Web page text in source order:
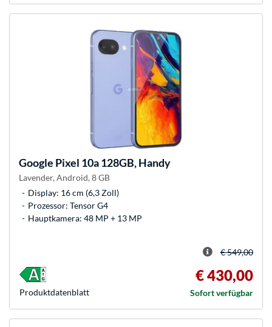
Google Pixel 10a 128GB, Handy
Lavender, Android, 8 GB
Display: 16 cm (6,3 Zoll)
Prozessor: Tensor G4
Hauptkamera: 48 MP + 13 MP
€ 549,00
€ 430,00
Sofort verfügbar
Produkt­datenblatt